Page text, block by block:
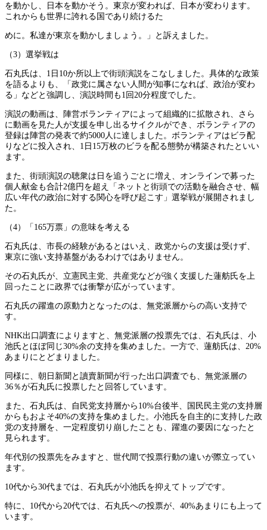
を動かし、日本を動かそう。東京が変われば、日本が変わります。
これからも世界に誇れる国であり続けるた
めに。私達が東京を動かしましょう。」と訴えました。
（3）選挙戦は
石丸氏は、1日10か所以上で街頭演説をこなしました。具体的な政策
を語るよりも、「政党に属さない人間が知事になれば、政治が変わ
る」などと強調し、演説時間も1回20分程度でした。
演説の動画は、陣営ボランティアによって組織的に拡散され、さら
に動画を見た人が支援を申し出るサイクルができ、ボランティアの
登録は陣営の発表で約5000人に達しました。ボランティアはビラ配
りなどに投入され、1日15万枚のビラを配る態勢が構築されたといい
ます。
また、街頭演説の聴衆は日を追うごとに増え、オンラインで募った
個人献金も合計2億円を超え「ネットと街頭での活動を融合させ、幅
広い年代の政治に対する関心を呼び起こす」選挙戦が展開されまし
た。
（4）「165万票」の意味を考える
石丸氏は、市長の経験があるとはいえ、政党からの支援は受けず、
東京に強い支持基盤があるわけではありません。
その石丸氏が、立憲民主党、共産党などが強く支援した蓮舫氏を上
回ったことに政界では衝撃が広がっています。
石丸氏の躍進の原動力となったのは、無党派層からの高い支持で
す。
NHK出口調査によりますと、無党派層の投票先では、石丸氏は、小
池氏とほぼ同じ30%余の支持を集めました。一方で、蓮舫氏は、20%
あまりにとどまりました。
同様に、朝日新聞と讀賣新聞が行った出口調査でも、無党派層の
36％が石丸氏に投票したと回答しています。
また、石丸氏は、自民党支持層から10%台後半、国民民主党の支持層
からもおよそ40%の支持を集めました。小池氏を自主的に支持した政
党の支持層を、一定程度切り崩したことも、躍進の要因になったと
見られます。
年代別の投票先をみますと、世代間で投票行動の違いが際立ってい
ます。
10代から30代までは、石丸氏が小池氏を抑えてトップです。
特に、10代から20代では、石丸氏への投票が、40%あまりにも上って
います。